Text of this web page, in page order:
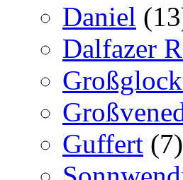
Daniel
Dalfazer
Guffert (7)